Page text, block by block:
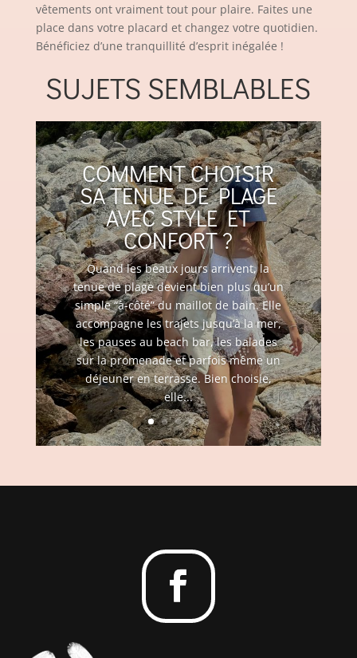
vêtements ont vraiment tout pour plaire. Faites une
place dans votre placard et changez votre quotidien.
Bénéficiez d’une tranquillité d’esprit inégalée !
SUJETS SEMBLABLES
COMMENT CHOISIR
SA TENUE DE PLAGE
AVEC STYLE ET
CONFORT ?
Quand les beaux jours arrivent, la
tenue de plage devient bien plus qu’un
simple “à-côté” du maillot de bain. Elle
accompagne les trajets jusqu’à la mer,
les pauses au beach bar, les balades
sur la promenade et parfois même un
déjeuner en terrasse. Bien choisie,
elle...